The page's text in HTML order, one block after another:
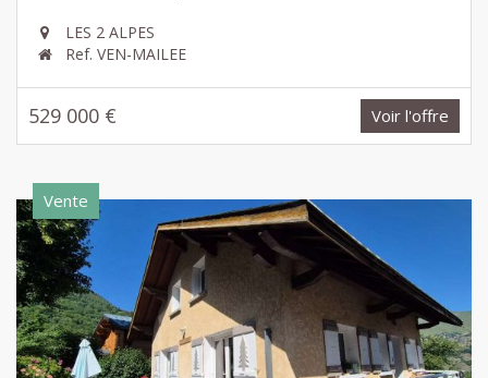
LES 2 ALPES
Ref. VEN-MAILEE
529 000 € Voir l'offre
Vente